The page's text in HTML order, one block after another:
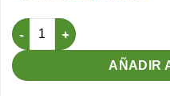
Pro.Complete Pre-Cría 9kg -
AÑADIR